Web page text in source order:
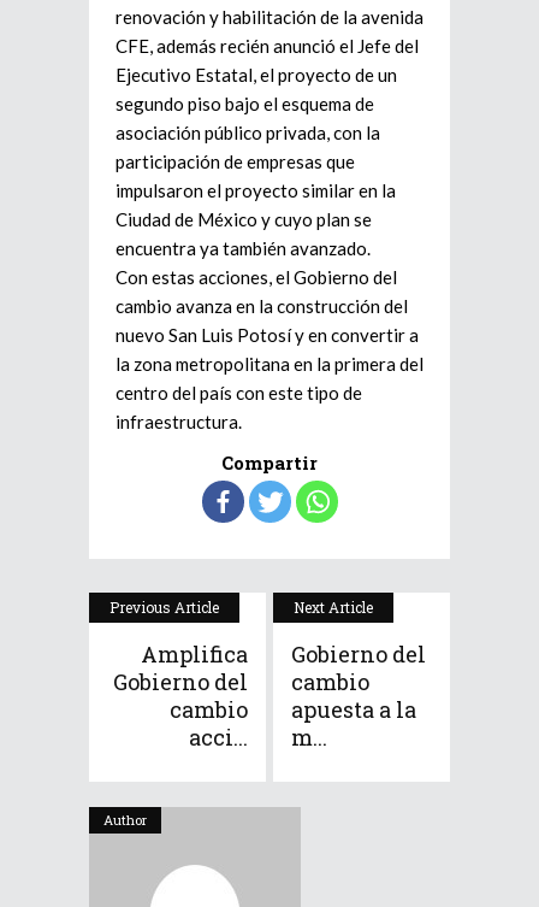
renovación y habilitación de la avenida
CFE, además recién anunció el Jefe del
Ejecutivo Estatal, el proyecto de un
segundo piso bajo el esquema de
asociación público privada, con la
participación de empresas que
impulsaron el proyecto similar en la
Ciudad de México y cuyo plan se
encuentra ya también avanzado.
Con estas acciones, el Gobierno del
cambio avanza en la construcción del
nuevo San Luis Potosí y en convertir a
la zona metropolitana en la primera del
centro del país con este tipo de
infraestructura.
Compartir
Previous Article
Amplifica
Gobierno del
cambio
acci...
Next Article
Gobierno del
cambio
apuesta a la
m...
Author